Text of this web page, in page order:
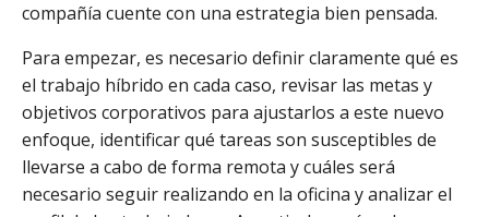
compañía cuente con una estrategia bien pensada.
Para empezar, es necesario definir claramente qué es
el trabajo híbrido en cada caso, revisar las metas y
objetivos corporativos para ajustarlos a este nuevo
enfoque, identificar qué tareas son susceptibles de
llevarse a cabo de forma remota y cuáles será
necesario seguir realizando en la oficina y analizar el